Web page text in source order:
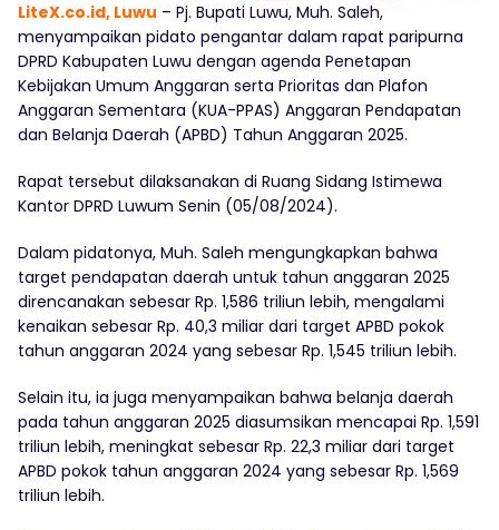
LiteX.co.id, Luwu – Pj. Bupati Luwu, Muh. Saleh,
menyampaikan pidato pengantar dalam rapat paripurna
DPRD Kabupaten Luwu dengan agenda Penetapan
Kebijakan Umum Anggaran serta Prioritas dan Plafon
Anggaran Sementara (KUA-PPAS) Anggaran Pendapatan
dan Belanja Daerah (APBD) Tahun Anggaran 2025.
Rapat tersebut dilaksanakan di Ruang Sidang Istimewa
Kantor DPRD Luwum Senin (05/08/2024).
Dalam pidatonya, Muh. Saleh mengungkapkan bahwa
target pendapatan daerah untuk tahun anggaran 2025
direncanakan sebesar Rp. 1,586 triliun lebih, mengalami
kenaikan sebesar Rp. 40,3 miliar dari target APBD pokok
tahun anggaran 2024 yang sebesar Rp. 1,545 triliun lebih.
Selain itu, ia juga menyampaikan bahwa belanja daerah
pada tahun anggaran 2025 diasumsikan mencapai Rp. 1,591
triliun lebih, meningkat sebesar Rp. 22,3 miliar dari target
APBD pokok tahun anggaran 2024 yang sebesar Rp. 1,569
triliun lebih.